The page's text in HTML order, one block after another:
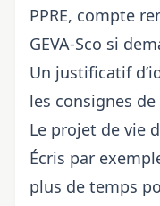
PPRE, compte
GEVA-Sco si
Un justificatif
les consignes de
Le projet de vie
Écris par
plus de temps